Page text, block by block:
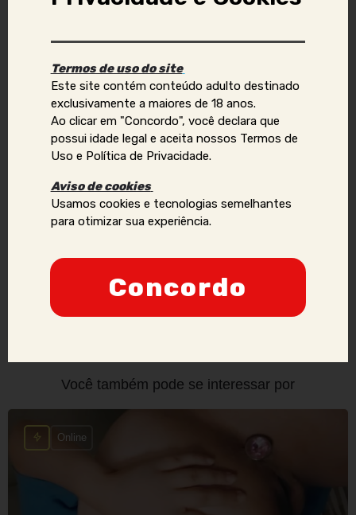
Aviso Importante:
Se você identificar golpes, conteúdos ilegais ou abusivos,
ou quiser reportar violações de direitos autorais, uso
indevido de imagens ou dados pessoais (como telefone,
Por favor, inclua prints e informações adicionais para que
Anunciantes que acumularem várias denúncias podem
ter sua credibilidade comprometida, podendo ser
nossos usuários, e adotaremos todas as medidas
necessárias para manter um ambiente seguro e
confiável.
Você também pode se interessar por
Online
Termos de uso do site
Este site contém conteúdo adulto destinado
exclusivamente a maiores de 18 anos.
Ao clicar em "Concordo", você declara que
possui idade legal e aceita nossos Termos de
Uso e Política de Privacidade.
Aviso de cookies
Usamos cookies e tecnologias semelhantes
para otimizar sua experiência.
Concordo